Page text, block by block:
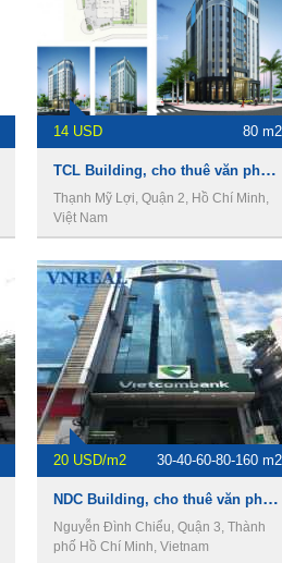
14 USD 80 m2
TCL Building, cho thuê văn phòng Quận 2
Thạnh Mỹ Lợi, Quận 2, Hồ Chí Minh,
Việt Nam
20 USD/m2 30-40-60-80-160 m2
NDC Building, cho thuê văn phòng Quận 3.
Nguyễn Đình Chiểu, Quận 3, Thành
phố Hồ Chí Minh, Vietnam